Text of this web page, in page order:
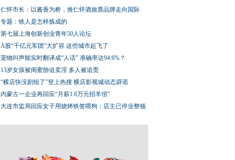
仁怀市长：以酱香为桥，推仁怀酒旅票品牌走向国际
专题：铁人是怎样炼成的
第七届上海创新创业青年50人论坛
A股“千亿元军团”大扩容 这些城市起飞了
宠物叫声能实时翻译成“人话” 准确率达94.6%？
13岁女孩被闺蜜胁迫卖淫 多人被追责
“横店快没剧组了”登上热搜 横店影视城动态辟谣
内蒙古一企业再回应“月薪1.6万元招羊倌”
大连市监局回应女子用烧烤铁签喂狗：店主已停业整顿